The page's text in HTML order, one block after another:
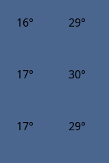
16° 29°
17° 30°
17° 29°